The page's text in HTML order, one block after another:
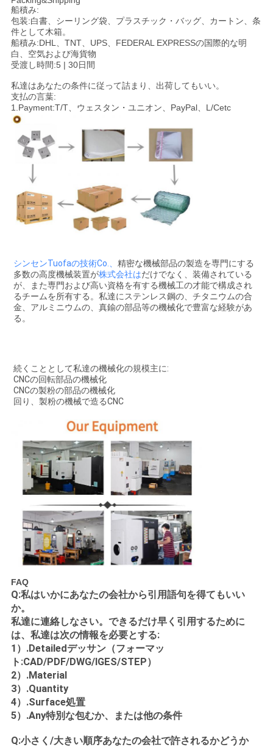
船積み:
包装:白書、シーリング袋、プラスチック・バッグ、カートン、条
件として木箱。
船積み:DHL、TNT、UPS、FEDERAL EXPRESSの国際的な明
白、空気および海貨物
受渡し時間:5 | 30日間
私達はあなたの条件に従って詰まり、出荷してもいい。
支払の言葉:
1.Payment:T/T、ウェスタン・ユニオン、PayPal、L/Cetc
シンセンTuofaの技術Co.、 精密な機械部品の製造を専門にする
多数の高度機械装置が株式会社はだけでなく、装備されている
が、また専門および高い資格を有する機械工の才能で構成され
るチームを所有する。私達にステンレス鋼の、チタニウムの合
金、アルミニウムの、真鍮の部品等の機械化で豊富な経験があ
る。
続くこととして私達の機械化の規模主に:
CNCの回転部品の機械化
CNCの製粉の部品の機械化
回り、製粉の機械で造るCNC
FAQ
Q:私はいかにあなたの会社から引用語句を得てもいい
か。
私達に連絡しなさい。できるだけ早く引用するために
は、私達は次の情報を必要とする:
1）.Detailedデッサン（フォーマッ
ト:CAD/PDF/DWG/IGES/STEP）
2）.Material
3）.Quantity
4）.Surface処置
5）.Any特別な包むか、または他の条件
Q:小さく/大きい順序あなたの会社で許されるかどうか